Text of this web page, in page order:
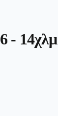
- 14χλμ